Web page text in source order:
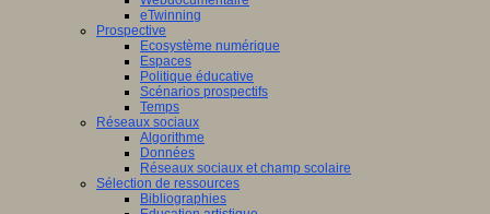
eTwinning
Prospective
Ecosystème numérique
Espaces
Politique éducative
Scénarios prospectifs
Temps
Réseaux sociaux
Algorithme
Données
Réseaux sociaux et champ scolaire
Sélection de ressources
Bibliographies